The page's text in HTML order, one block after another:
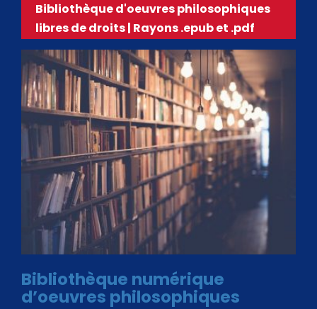
Bibliothèque d'oeuvres philosophiques
libres de droits | Rayons .epub et .pdf
Bibliothèque numérique
d’oeuvres philosophiques